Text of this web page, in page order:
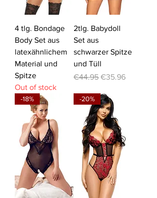
4 tlg. Bondage
Body Set aus
latexähnlichem
Material und
Spitze
Out of stock
2tlg. Babydoll
Set aus
schwarzer Spitze
und Tüll
Regular Price
€44.95 Sale Price
€35.96
-18% -20%